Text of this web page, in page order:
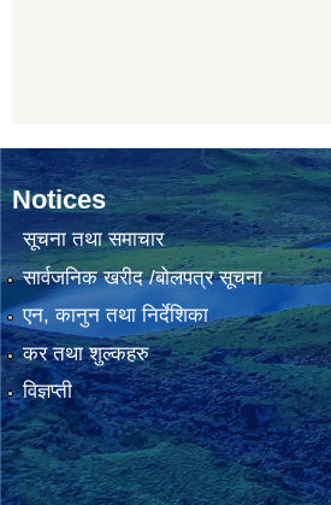
Notices
सूचना तथा समाचार
सार्वजनिक खरीद /बोलपत्र सूचना
एन, कानुन तथा निर्देशिका
कर तथा शुल्कहरु
विज्ञप्ती